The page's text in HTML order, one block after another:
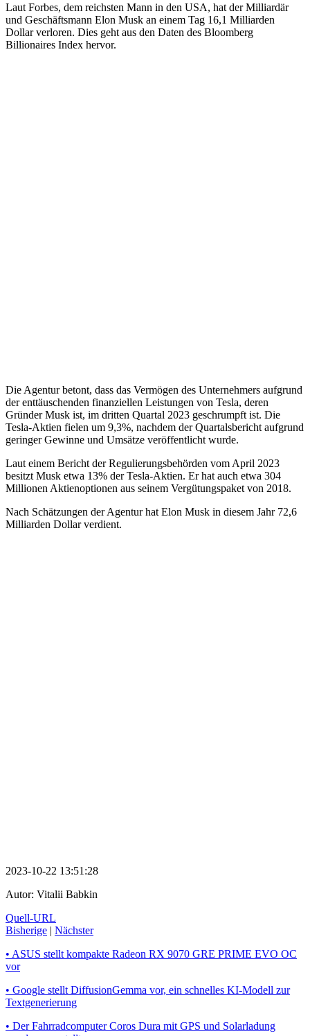
Laut Forbes, dem reichsten Mann in den USA, hat der Milliardär
und Geschäftsmann Elon Musk an einem Tag 16,1 Milliarden
Dollar verloren. Dies geht aus den Daten des Bloomberg
Billionaires Index hervor.
Die Agentur betont, dass das Vermögen des Unternehmers aufgrund
der enttäuschenden finanziellen Leistungen von Tesla, deren
Gründer Musk ist, im dritten Quartal 2023 geschrumpft ist. Die
Tesla-Aktien fielen um 9,3%, nachdem der Quartalsbericht aufgrund
geringer Gewinne und Umsätze veröffentlicht wurde.
Laut einem Bericht der Regulierungsbehörden vom April 2023
besitzt Musk etwa 13% der Tesla-Aktien. Er hat auch etwa 304
Millionen Aktienoptionen aus seinem Vergütungspaket von 2018.
Nach Schätzungen der Agentur hat Elon Musk in diesem Jahr 72,6
Milliarden Dollar verdient.
2023-10-22 13:51:28
Autor: Vitalii Babkin
Quell-URL
Bisherige | Nächster
• ASUS stellt kompakte Radeon RX 9070 GRE PRIME EVO OC
vor
• Google stellt DiffusionGemma vor, ein schnelles KI-Modell zur
Textgenerierung
• Der Fahrradcomputer Coros Dura mit GPS und Solarladung